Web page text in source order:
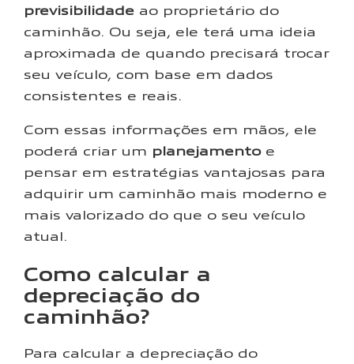
previsibilidade ao proprietário do
caminhão. Ou seja, ele terá uma ideia
aproximada de quando precisará trocar
seu veículo, com base em dados
consistentes e reais.
Com essas informações em mãos, ele
poderá criar um planejamentoe
pensar em estratégias vantajosas para
adquirir um caminhão mais moderno e
mais valorizado do que o seu veículo
atual.
Como calcular a
depreciação do
caminhão?
Para calcular a depreciação do